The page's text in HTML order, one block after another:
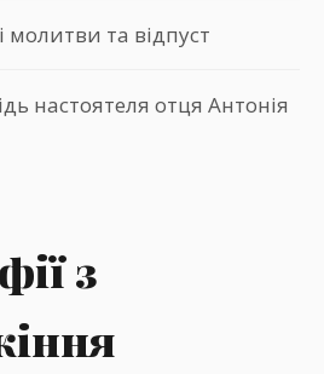
молитви та відпуст
настоятеля отця Антонія
з